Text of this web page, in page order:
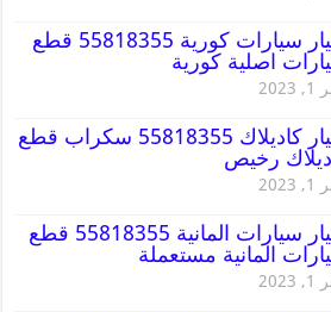
قطع غيار سيارات كورية 55818355 قطع
اصلية كورية
قطع غيار كاديلاك 55818355 سكراب قطع
رخيص
قطع غيار سيارات المانية 55818355 قطع
المانية مستعملة